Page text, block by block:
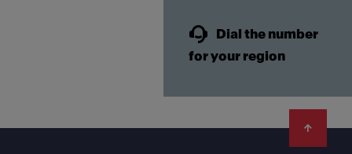
Dial the number
for your region